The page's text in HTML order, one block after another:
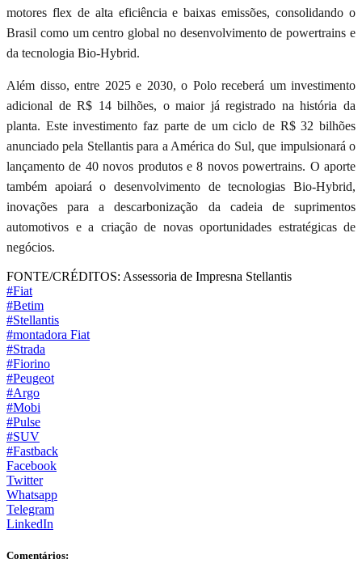
motores flex de alta eficiência e baixas emissões, consolidando o
Brasil como um centro global no desenvolvimento de powertrains e
da tecnologia Bio-Hybrid.
Além disso, entre 2025 e 2030, o Polo receberá um investimento
adicional de R$ 14 bilhões, o maior já registrado na história da
planta. Este investimento faz parte de um ciclo de R$ 32 bilhões
anunciado pela Stellantis para a América do Sul, que impulsionará o
lançamento de 40 novos produtos e 8 novos powertrains. O aporte
também apoiará o desenvolvimento de tecnologias Bio-Hybrid,
inovações para a descarbonização da cadeia de suprimentos
automotivos e a criação de novas oportunidades estratégicas de
negócios.
FONTE/CRÉDITOS: Assessoria de Impresna Stellantis
#Fiat
#Betim
#Stellantis
#montadora Fiat
#Strada
#Fiorino
#Peugeot
#Argo
#Mobi
#Pulse
#SUV
#Fastback
Facebook
Twitter
Whatsapp
Telegram
LinkedIn
Comentários: